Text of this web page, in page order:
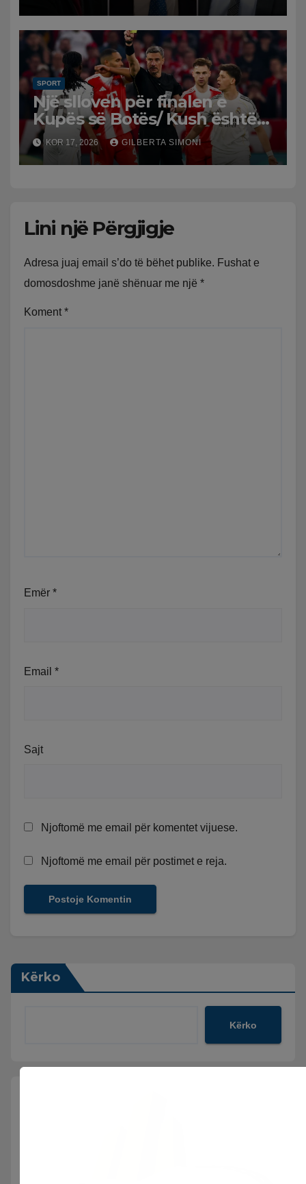
SPORT
Një slloven për finalen e
Kupës së Botës/ Kush është
Slavko Vincic, arbitri që do të
vërë drejtësi në Spanjë-
Argjentinë
KOR 17, 2026 GILBERTA SIMONI
Lini një Përgjigje
Adresa juaj email s’do të bëhet publike. Fushat e
domosdoshme janë shënuar me një *
Koment *
Emër *
Email *
Sajt
Njoftomë me email për komentet vijuese.
Njoftomë me email për postimet e reja.
Kërko
Kërko